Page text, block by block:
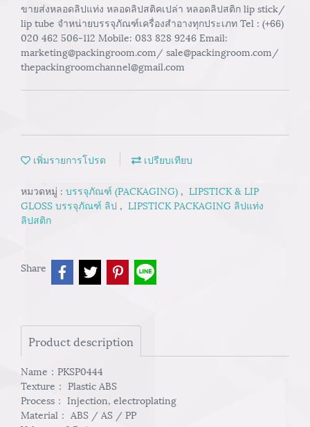
ขายส่งหลอดลิปแท่ง หลอดลิปสติคเปล่า หลอดลิปสติก lip stick/
lip tube จำหน่ายบรรจุภัณฑ์เครื่องสำอางทุกประเภท Tel : (+66)
020 462 506-112 Mobile: 083 828 9246 Email:
marketing@packingroom.com/ sale@packingroom.com/
thepackingroomchannel@gmail.com
เพิ่มรายการโปรด เปรียบเทียบ
หมวดหมู่ : บรรจุภัณฑ์ (PACKAGING) , LIPSTICK & LIP
GLOSS บรรจุภัณฑ์ ลิป , LIPSTICK PACKAGING ลิปแท่ง
ลิปสติก
Share
Product description
Name：PKSP0444
Texture： Plastic ABS
Process： Injection, electroplating
Material： ABS / AS / PP